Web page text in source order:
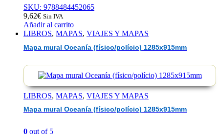
SKU: 9788484452065
9,62€ Sin IVA
Añadir al carrito
LIBROS, MAPAS, VIAJES Y MAPAS
Mapa mural Oceanía (físico/polício) 1285x915mm
LIBROS, MAPAS, VIAJES Y MAPAS
Mapa mural Oceanía (físico/polício) 1285x915mm
0 out of 5